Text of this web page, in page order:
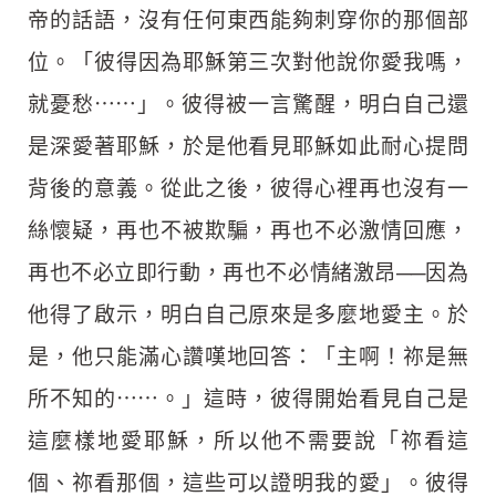
帝的話語，沒有任何東西能夠刺穿你的那個部
位。「彼得因為耶穌第三次對他說你愛我嗎，
就憂愁⋯⋯」。彼得被一言驚醒，明白自己還
是深愛著耶穌，於是他看見耶穌如此耐心提問
背後的意義。從此之後，彼得心裡再也沒有一
絲懷疑，再也不被欺騙，再也不必激情回應，
再也不必立即行動，再也不必情緒激昂──因為
他得了啟示，明白自己原來是多麼地愛主。於
是，他只能滿心讚嘆地回答：「主啊！祢是無
所不知的⋯⋯。」這時，彼得開始看見自己是
這麼樣地愛耶穌，所以他不需要說「祢看這
個、祢看那個，這些可以證明我的愛」。彼得